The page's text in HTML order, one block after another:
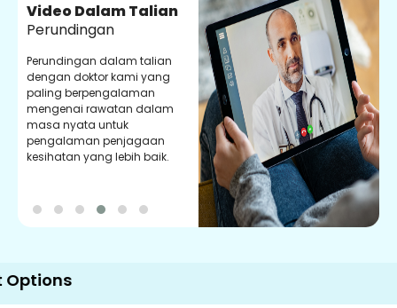
Video Dalam Talian
Perundingan
Perundingan dalam talian
dengan doktor kami yang
paling berpengalaman
mengenai rawatan dalam
masa nyata untuk
pengalaman penjagaan
kesihatan yang lebih baik.